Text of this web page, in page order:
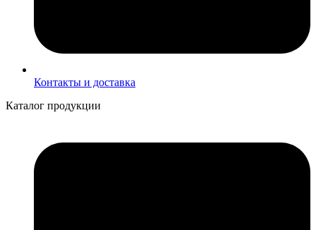
Контакты и доставка
Каталог продукции